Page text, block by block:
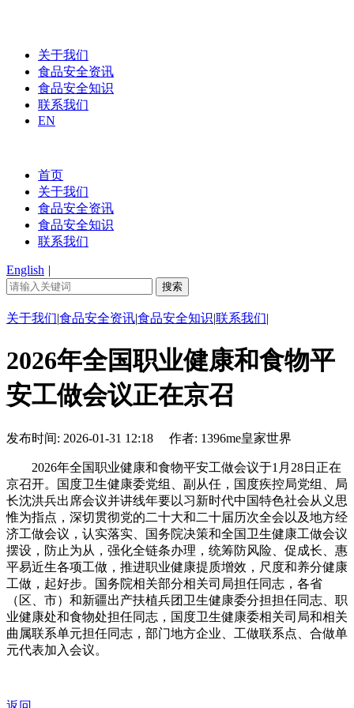
关于我们
食品安全资讯
食品安全知识
联系我们
EN
首页
关于我们
食品安全资讯
食品安全知识
联系我们
English |
关于我们|食品安全资讯|食品安全知识|联系我们|
2026年全国职业健康和食物平
安工做会议正在京召
发布时间: 2026-01-31 12:18 作者: 1396me皇家世界
2026年全国职业健康和食物平安工做会议于1月28日正在
京召开。国度卫生健康委党组、副从任，国度疾控局党组、局
长沈洪兵出席会议并讲线年要以习新时代中国特色社会从义思
惟为指点，深切贯彻党的二十大和二十届历次全会以及地方经
济工做会议，认实落实、国务院决策和全国卫生健康工做会议
摆设，防止为从，强化全链条办理，统筹防风险、促成长、惠
平易近生各项工做，推进职业健康提质增效，尺度和养分健康
工做，起好步。国务院相关部分相关司局担任同志，各省
（区、市）和新疆出产扶植兵团卫生健康委分担担任同志、职
业健康处和食物处担任同志，国度卫生健康委相关司局和相关
曲属联系单元担任同志，部门地方企业、工做联系点、合做单
元代表加入会议。